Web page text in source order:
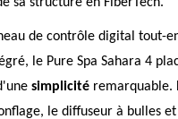
de contrôle digital tout-
le Pure Spa Sahara 4
simplicité remarquable.
le diffuseur à bulles